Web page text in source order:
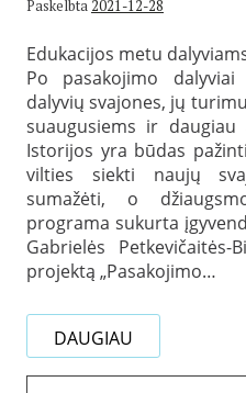
Paskelbta 2021-12-28
Edukacijos metu
Po pasakojimo
dalyvių svajones, jų
suaugusiems ir
Istorijos yra būdas
vilties siekti naujų
sumažėti, o
programa sukurta
Gabrielės
projektą „Pasakojimo…
DAUGIAU